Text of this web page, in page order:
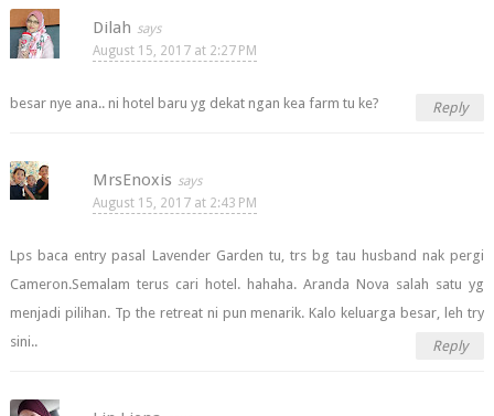
Dilah
August 15, 2017 at 2:27 PM
besar nye ana.. ni hotel baru yg dekat ngan kea farm tu ke? Reply
MrsEnoxis
August 15, 2017 at 2:43 PM
Lps baca entry pasal Lavender Garden tu, trs bg tau husband nak pergi
Cameron.Semalam terus cari hotel. hahaha. Aranda Nova salah satu yg
menjadi pilihan. Tp the retreat ni pun menarik. Kalo keluarga besar, leh try
sini..
Reply